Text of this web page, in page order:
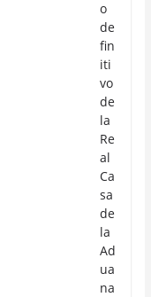
o
de
fin
iti
vo
de
la
Re
al
Ca
sa
de
la
Ad
ua
na